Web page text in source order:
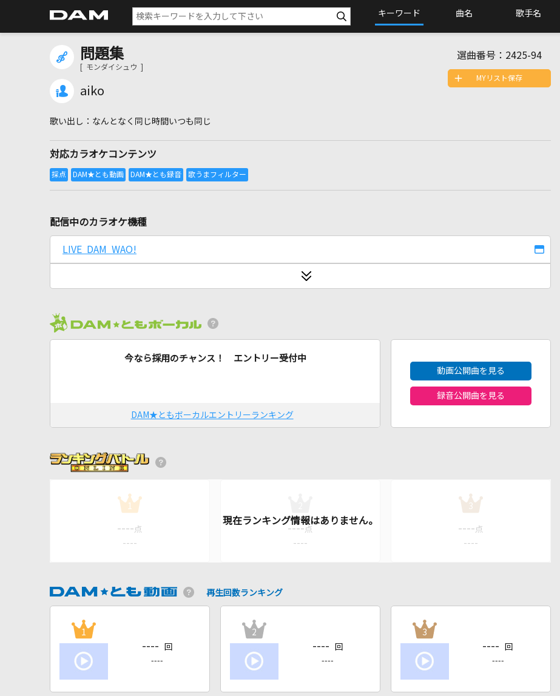
キーワード 曲名 歌手名
問題集
[ モンダイシュウ ]
aiko
選曲番号： 2425-94
なんとなく同じ時間いつも同じ
対応カラオケコンテンツ
MYリスト保存
配信中のカラオケ機種
LIVE DAM WAO!
今なら採用のチャンス！ エントリー受付中
DAM★ともボーカルエントリーランキング
動画公開曲を見る
録音公開曲を見る
1
---- 点
----
---- 点
----
3
---- 点
----
再生回数ランキング
1
---- 回
----
2
---- 回
----
3
---- 回
----